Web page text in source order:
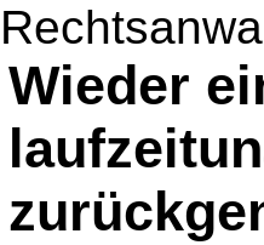
Wieder